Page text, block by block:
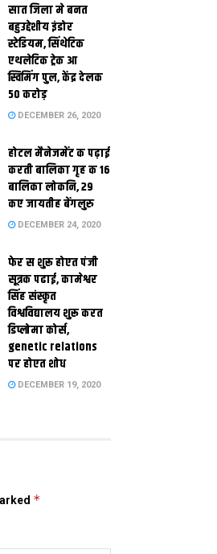
सात जिला मे बनत
बहुउद्देशीय इंडोर
स्‍टेडि‍यम, सिंथेटिक
एथलेटिक ट्रेक आ
स्विमिंग पुल, केंद्र देलक
50 करोड़
DECEMBER 26, 2020
होटल मैनेजमेंट क पढ़ाई
करती बालिका गृह क 16
बालिका लोकनि, 29
कए जायतीह बेंगलुरु
DECEMBER 24, 2020
फेर स शुरू होएत पंजी
सूत्रक पढाई, कामेश्वर
सिंह संस्कृत
विश्वविद्यालय शुरू करत
डिप्लोमा कोर्स,
genetic relations
पर होएत शोध
DECEMBER 19, 2020
*